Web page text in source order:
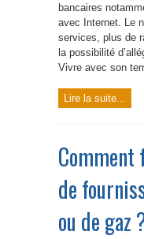
bancaires
avec Internet. Le
services, plus de
la possibilité
Vivre avec son
Lire la suite...
Comment
de
ou de gaz